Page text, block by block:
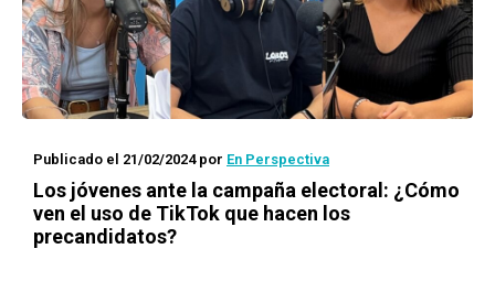
Publicado el 21/02/2024por En Perspectiva
Los jóvenes ante la campaña electoral: ¿Cómo
ven el uso de TikTok que hacen los
precandidatos?